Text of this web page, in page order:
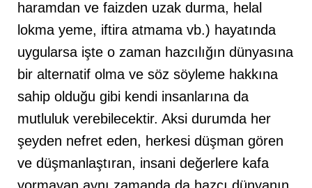
haramdan ve faizden uzak durma, helal
lokma yeme, iftira atmama vb.) hayatında
uygularsa işte o zaman hazcılığın dünyasına
bir alternatif olma ve söz söyleme hakkına
sahip olduğu gibi kendi insanlarına da
mutluluk verebilecektir. Aksi durumda her
şeyden nefret eden, herkesi düşman gören
ve düşmanlaştıran, insani değerlere kafa